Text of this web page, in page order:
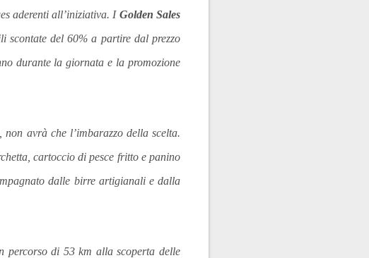
aderenti all’iniziativa. I Golden Sales
scontate del 60% a partire dal prezzo
durante la giornata e la promozione
, non avrà che l’imbarazzo della scelta.
cartoccio di pesce fritto e panino
dalle birre artigianali e dalla
percorso di 53 km alla scoperta delle